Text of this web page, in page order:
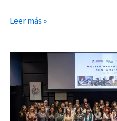
Leer más »
Programa
de
Mentoring
Mujeres: